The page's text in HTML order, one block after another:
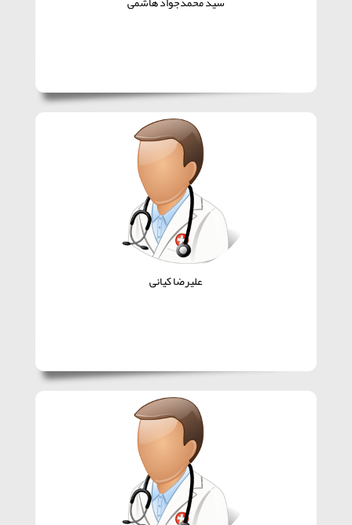
علیرضا کیانی